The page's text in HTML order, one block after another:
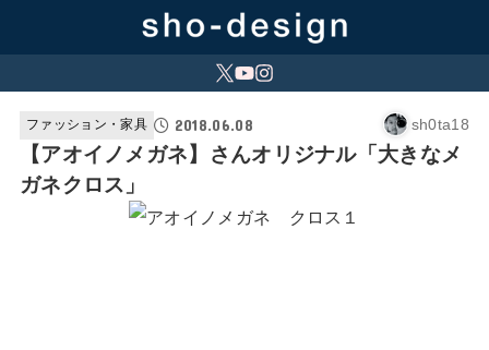
ファッション・家具 2018.06.08 sh0ta18
【アオイノメガネ】さんオリジナル「大きなメ
ガネクロス」